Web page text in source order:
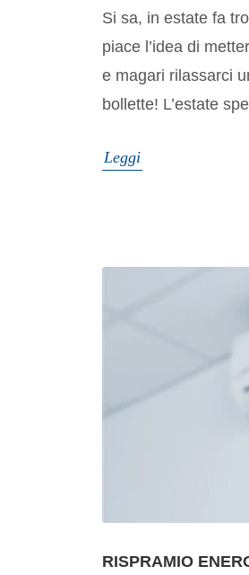
Si sa, in estate fa
piace l’idea di
e magari rilassarci
bollette! L’estate
Leggi
RISPRAMIO